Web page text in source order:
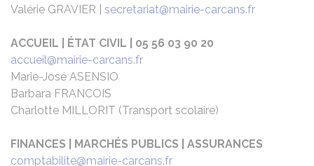
Valérie GRAVIER | secretariat@mairie-carcans.fr
ACCUEIL | ÉTAT CIVIL | 05 56 03 90 20
accueil@mairie-carcans.fr
Marie-José ASENSIO
Barbara FRANCOIS
Charlotte MILLORIT (Transport scolaire)
FINANCES | MARCHÉS PUBLICS | ASSURANCES
comptabilite@mairie-carcans.fr